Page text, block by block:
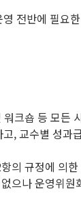
전반에 필요
크숍 등 모든
, 교수별 성과
의 규정에 의
나 운영위